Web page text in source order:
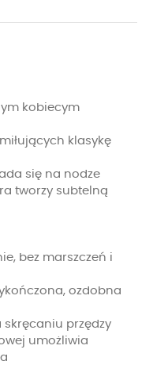
kobiecym
klasykę
się na nodze
tworzy subtelną
bez marszczeń i
ozdobna
przędzy
umożliwia